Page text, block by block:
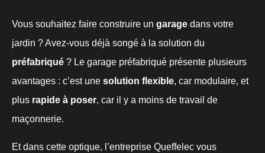
Vous souhaitez faire construire un garage dans votre
jardin ? Avez-vous déjà songé à la solution du
préfabriqué ? Le garage préfabriqué présente plusieurs
avantages : c’est une solution flexible, car modulaire, et
plus rapide à poser, car il y a moins de travail de
maçonnerie.
Et dans cette optique, l’entreprise Queffelec vous